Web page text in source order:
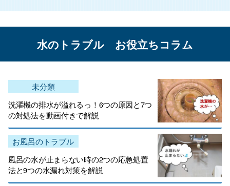
水のトラブル お役立ちコラム
未分類
洗濯機の排水が溢れるっ！6つの原因と7つ
の対処法を動画付きで解説
お風呂のトラブル
風呂の水が止まらない時の2つの応急処置
法と9つの水漏れ対策を解説